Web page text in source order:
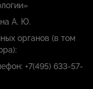
А. Ю.
органов (в том
+7(495) 633-57-